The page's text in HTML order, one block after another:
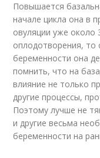
Повышается
начале цикла она в
овуляции уже около
оплодотворения, то
беременности она
помнить, что на
влияние не только
другие процессы,
Поэтому лучше не
и другие весьма
беременности на